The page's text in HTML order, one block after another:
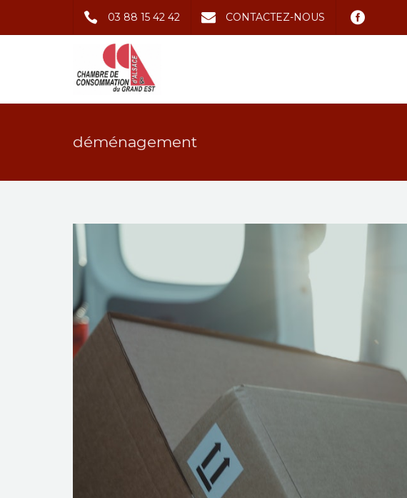
03 88 15 42 42 CONTACTEZ-NOUS
déménagement